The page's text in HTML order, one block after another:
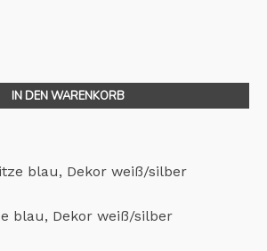
IN DEN WARENKORB
blau, Dekor weiß/silber